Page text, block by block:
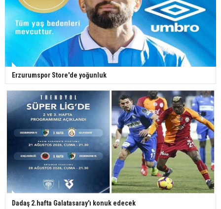
Erzurumspor Store'de yoğunluk
Dadaş 2.hafta Galatasaray'ı konuk edecek